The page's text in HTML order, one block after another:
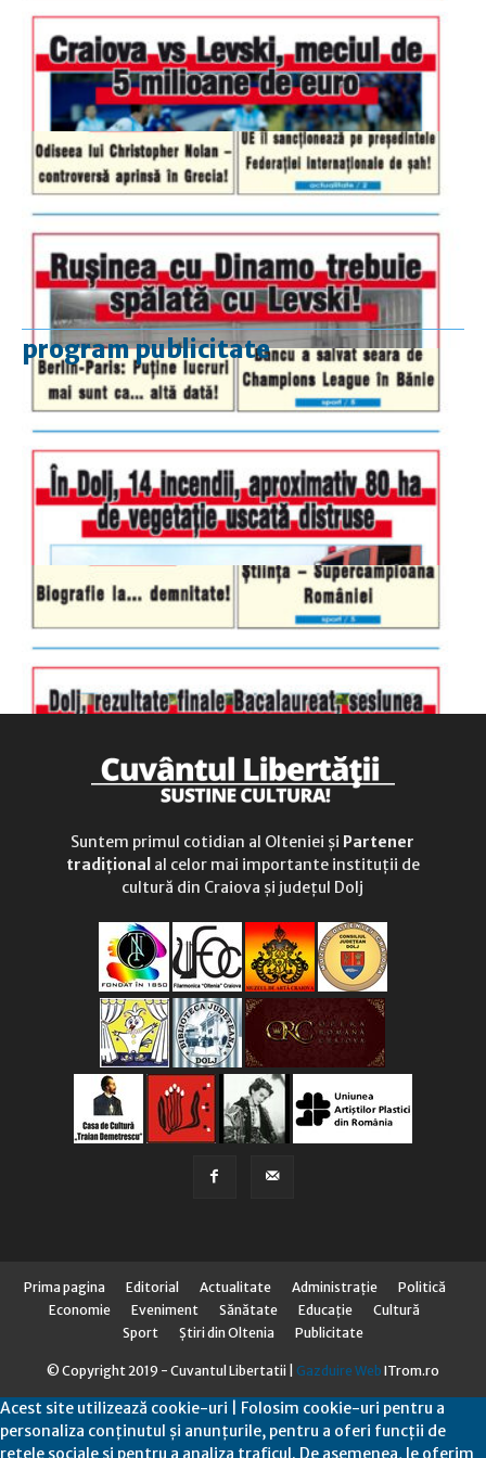
program publicitate
luni-vineri
9.00 - 17.00
duminică
9.00 - 12.00
Suntem primul cotidian al Olteniei și Partener
tradițional al celor mai importante instituții de
cultură din Craiova și județul Dolj
Prima pagina Editorial Actualitate Administraţie
Politică
Economie
Eveniment Sănătate Educaţie
Cultură
Sport
Știri din Oltenia Publicitate
© Copyright 2019 - Cuvantul Libertatii | Gazduire Web ITrom.ro
Acest site utilizează cookie-uri | Folosim cookie-uri pentru a
personaliza conținutul și anunțurile, pentru a oferi funcții de